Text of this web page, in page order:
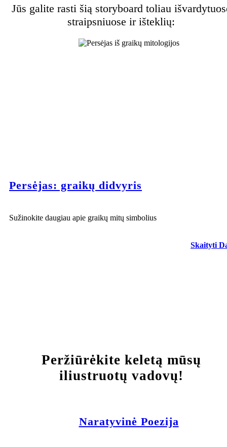
Jūs galite rasti šią storyboard toliau
straipsniuose ir išteklių:
Persėjas: graikų didvyris
Sužinokite daugiau apie graikų mitų simbolius
Skaityti
Peržiūrėkite keletą mūsų
iliustruotų vadovų!
Naratyvinė Poezija